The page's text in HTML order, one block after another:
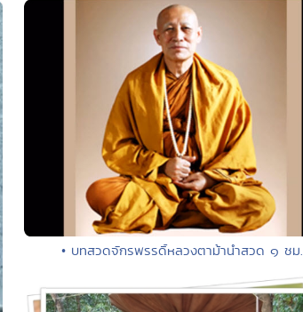
• บทสวดจักรพรรดิ์หลวงตาม้านำสวด ๑ ชม.